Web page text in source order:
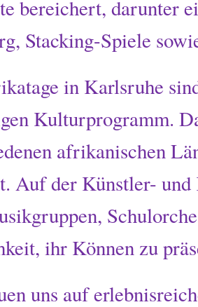
bereichert, darunter
Stacking-Spiele
in Karlsruhe
Kulturprogramm.
afrikanischen
Auf der Künstler-
ihr Können zu
uns auf